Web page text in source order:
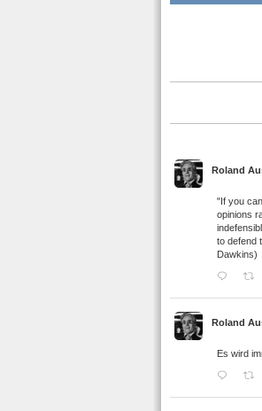
Roland
"If you
opinions
to defend
Dawkins)
Roland
Es wird